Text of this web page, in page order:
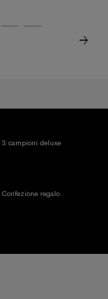
3 campioni deluxe
Confezione regalo